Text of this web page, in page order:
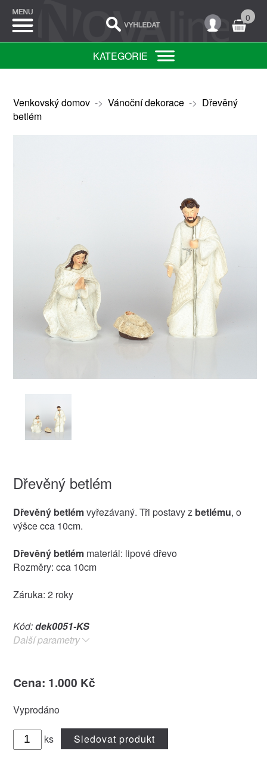
0
KATEGORIE
Venkovský domov-> Vánoční dekorace-> Dřevěný
betlém
Dřevěný betlém
Dřevěný betlémvyřezávaný. Tři postavy z betlému, o
výšce cca 10cm.
Dřevěný betlémmateriál: lipové dřevo
Rozměry: cca 10cm
Záruka: 2 roky
Kód:dek0051-KS
Další parametry
Cena: 1.000 Kč
Vyprodáno
ks Sledovat produkt